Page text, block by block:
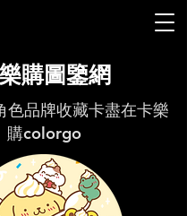
購圖鑒網
色品牌收藏卡盡在卡樂
購colorgo